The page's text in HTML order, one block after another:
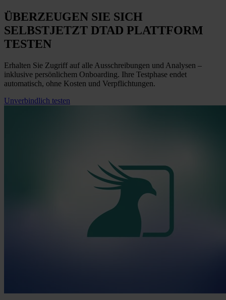
ÜBERZEUGEN SIE SICH
SELBSTJETZT DTAD PLATTFORM
TESTEN
Erhalten Sie Zugriff auf alle Ausschreibungen und Analysen –
inklusive persönlichem Onboarding. Ihre Testphase endet
automatisch, ohne Kosten und Verpflichtungen.
Unverbindlich testen